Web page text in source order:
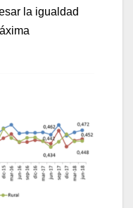
la igualdad